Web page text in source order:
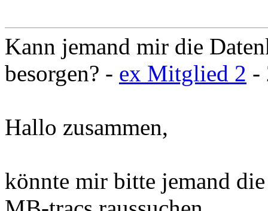
Kann jemand mir die
besorgen? - ex Mitglied 2 -
Hallo zusammen,
könnte mir bitte jemand